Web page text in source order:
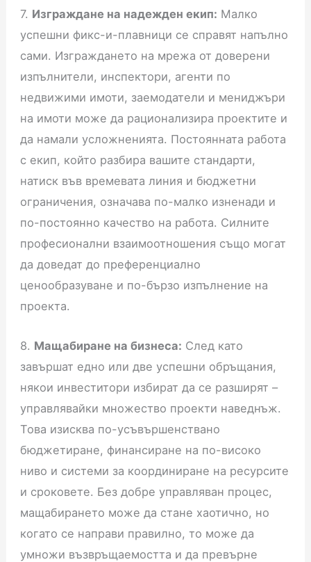
7. Изграждане на надежден екип: Малко
успешни фикс-и-плавници се справят напълно
сами. Изграждането на мрежа от доверени
изпълнители, инспектори, агенти по
недвижими имоти, заемодатели и мениджъри
на имоти може да рационализира проектите и
да намали усложненията. Постоянната работа
с екип, който разбира вашите стандарти,
натиск във времевата линия и бюджетни
ограничения, означава по-малко изненади и
по-постоянно качество на работа. Силните
професионални взаимоотношения също могат
да доведат до преференциално
ценообразуване и по-бързо изпълнение на
проекта.
8. Мащабиране на бизнеса: След като
завършат едно или две успешни обръщания,
някои инвеститори избират да се разширят –
управлявайки множество проекти наведнъж.
Това изисква по-усъвършенствано
бюджетиране, финансиране на по-високо
ниво и системи за координиране на ресурсите
и сроковете. Без добре управляван процес,
мащабирането може да стане хаотично, но
когато се направи правилно, то може да
умножи възвръщаемостта и да превърне